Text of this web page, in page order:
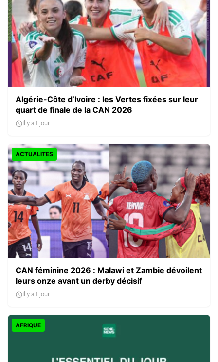
Algérie-Côte d’Ivoire : les Vertes fixées sur leur
quart de finale de la CAN 2026
Il y a 1 jour
ACTUALITES
CAN féminine 2026 : Malawi et Zambie dévoilent
leurs onze avant un derby décisif
Il y a 1 jour
AFRIQUE